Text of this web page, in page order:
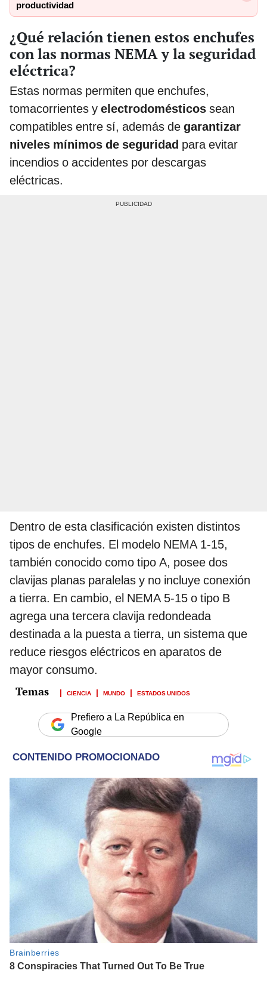
productividad
¿Qué relación tienen estos enchufes
con las normas NEMA y la seguridad
eléctrica?
Estas normas permiten que enchufes,
tomacorrientes y electrodomésticos sean
compatibles entre sí, además de garantizar
niveles mínimos de seguridad para evitar
incendios o accidentes por descargas
eléctricas.
Dentro de esta clasificación existen distintos
tipos de enchufes. El modelo NEMA 1-15,
también conocido como tipo A, posee dos
clavijas planas paralelas y no incluye conexión
a tierra. En cambio, el NEMA 5-15 o tipo B
agrega una tercera clavija redondeada
destinada a la puesta a tierra, un sistema que
reduce riesgos eléctricos en aparatos de
mayor consumo.
CIENCIA MUNDO ESTADOS UNIDOS
Prefiero a La República en
Google